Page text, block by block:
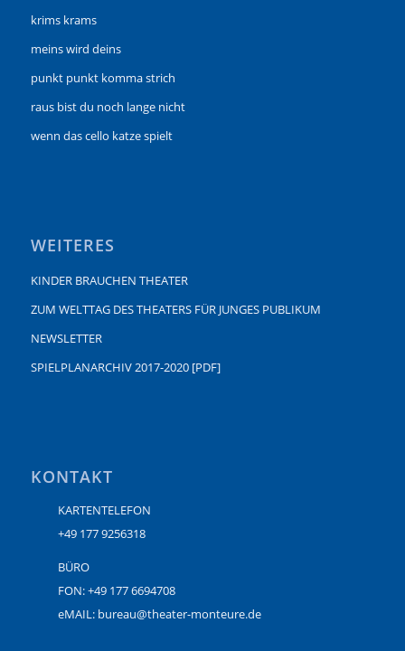
krims krams
meins wird deins
punkt punkt komma strich
raus bist du noch lange nicht
wenn das cello katze spielt
WEITERES
KINDER BRAUCHEN THEATER
ZUM WELTTAG DES THEATERS FÜR JUNGES PUBLIKUM
NEWSLETTER
SPIELPLANARCHIV 2017-2020 [PDF]
KONTAKT
KARTENTELEFON
+49 177 9256318
BÜRO
FON: +49 177 6694708
eMAIL: bureau@theater-monteure.de